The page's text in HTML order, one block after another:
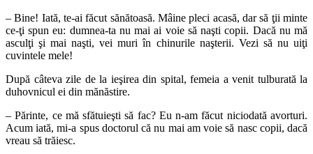
– Bine! Iată, te-ai făcut sănătoasă. Mâine pleci acasă, dar să ţii minte
ce-ţi spun eu: dumnea-ta nu mai ai voie să naşti copii. Dacă nu mă
asculţi şi mai naşti, vei muri în chinurile naşterii. Vezi să nu uiţi
cuvintele mele!
După câteva zile de la ieşirea din spital, femeia a venit tulburată la
duhovnicul ei din mănăstire.
– Părinte, ce mă sfătuieşti să fac? Eu n-am făcut niciodată avorturi.
Acum iată, mi-a spus doctorul că nu mai am voie să nasc copii, dacă
vreau să trăiesc.